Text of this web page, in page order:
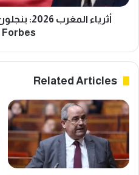
العربية
أثرياء
Forbes العربية
Related Articles